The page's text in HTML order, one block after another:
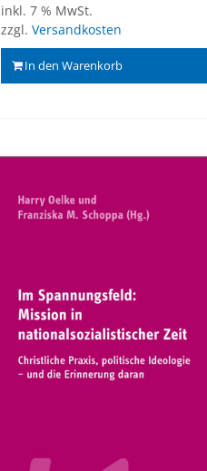
inkl. 7 % MwSt.
zzgl. Versandkosten
In den Warenkorb